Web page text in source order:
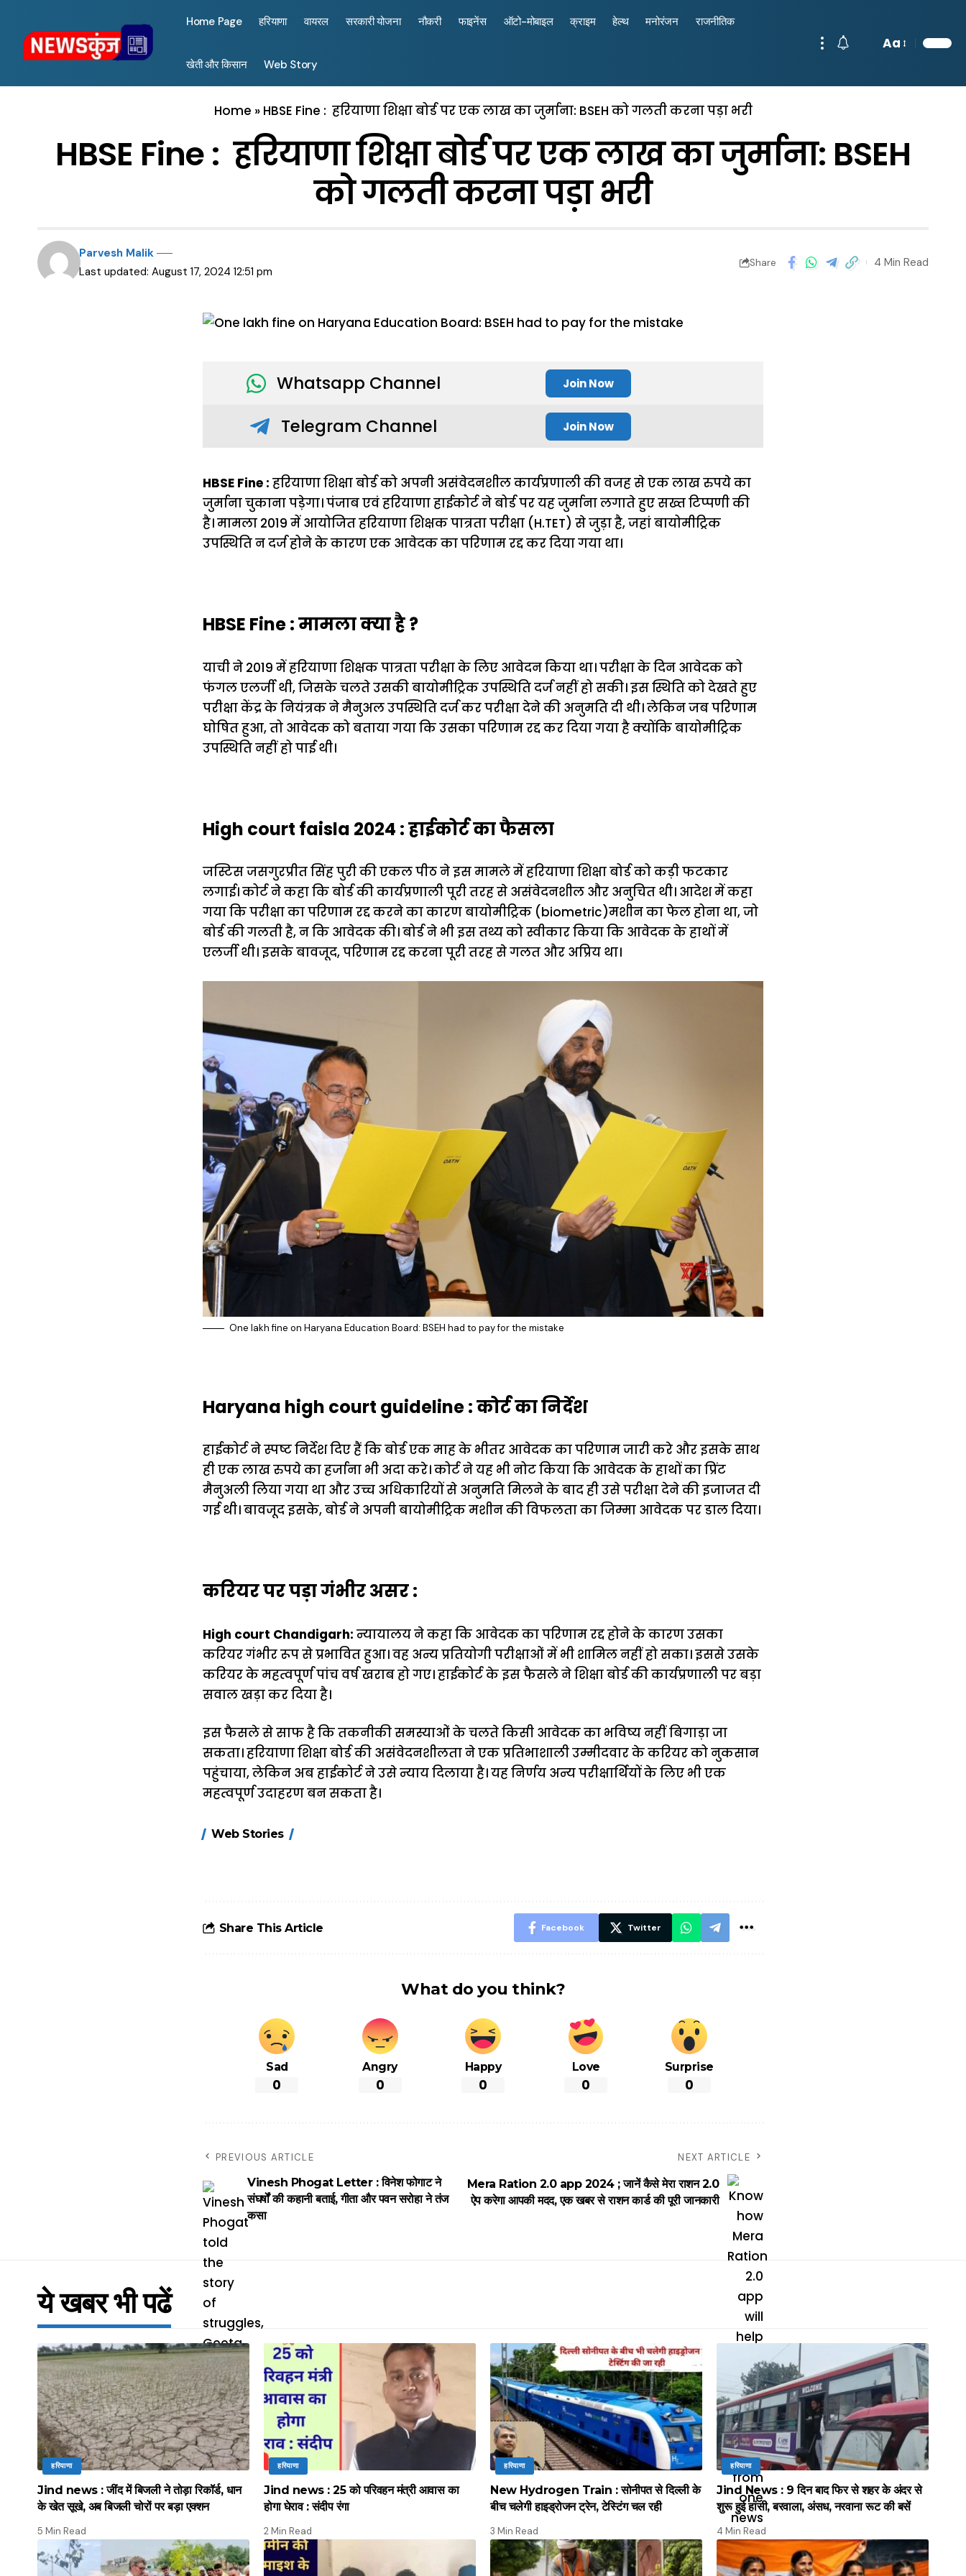
Home Page हरियाणा वायरल सरकारी योजना नौकरी फाइनेंस ऑटो-मोबाइल क्राइम हेल्थ मनोरंजन राजनीतिक
खेती और किसान Web Story
Aa
Home » HBSE Fine : हरियाणा शिक्षा बोर्ड पर एक लाख का जुर्माना: BSEH को गलती करना पड़ा भरी
HBSE Fine : हरियाणा शिक्षा बोर्ड पर एक लाख का जुर्माना: BSEH
को गलती करना पड़ा भरी
Last updated: August 17, 2024 12:51 pm
Parvesh Malik
Share 4 Min Read
Whatsapp Channel Join Now
Telegram Channel Join Now
HBSE Fine : हरियाणा शिक्षा बोर्ड को अपनी असंवेदनशील कार्यप्रणाली की वजह से एक लाख रुपये का
जुर्माना चुकाना पड़ेगा। पंजाब एवं हरियाणा हाईकोर्ट ने बोर्ड पर यह जुर्माना लगाते हुए सख्त टिप्पणी की
है। मामला 2019 में आयोजित हरियाणा शिक्षक पात्रता परीक्षा (H.TET) से जुड़ा है, जहां बायोमीट्रिक
उपस्थिति न दर्ज होने के कारण एक आवेदक का परिणाम रद्द कर दिया गया था।
HBSE Fine : मामला क्या है ?
याची ने 2019 में हरियाणा शिक्षक पात्रता परीक्षा के लिए आवेदन किया था। परीक्षा के दिन आवेदक को
फंगल एलर्जी थी, जिसके चलते उसकी बायोमीट्रिक उपस्थिति दर्ज नहीं हो सकी। इस स्थिति को देखते हुए
परीक्षा केंद्र के नियंत्रक ने मैनुअल उपस्थिति दर्ज कर परीक्षा देने की अनुमति दी थी। लेकिन जब परिणाम
घोषित हुआ, तो आवेदक को बताया गया कि उसका परिणाम रद्द कर दिया गया है क्योंकि बायोमीट्रिक
उपस्थिति नहीं हो पाई थी।
High court faisla 2024 : हाईकोर्ट का फैसला
जस्टिस जसगुरप्रीत सिंह पुरी की एकल पीठ ने इस मामले में हरियाणा शिक्षा बोर्ड को कड़ी फटकार
लगाई। कोर्ट ने कहा कि बोर्ड की कार्यप्रणाली पूरी तरह से असंवेदनशील और अनुचित थी। आदेश में कहा
गया कि परीक्षा का परिणाम रद्द करने का कारण बायोमीट्रिक (biometric)मशीन का फेल होना था, जो
बोर्ड की गलती है, न कि आवेदक की। बोर्ड ने भी इस तथ्य को स्वीकार किया कि आवेदक के हाथों में
एलर्जी थी। इसके बावजूद, परिणाम रद्द करना पूरी तरह से गलत और अप्रिय था।
One lakh fine on Haryana Education Board: BSEH had to pay for the mistake
Haryana high court guideline : कोर्ट का निर्देश
हाईकोर्ट ने स्पष्ट निर्देश दिए हैं कि बोर्ड एक माह के भीतर आवेदक का परिणाम जारी करे और इसके साथ
ही एक लाख रुपये का हर्जाना भी अदा करे। कोर्ट ने यह भी नोट किया कि आवेदक के हाथों का प्रिंट
मैनुअली लिया गया था और उच्च अधिकारियों से अनुमति मिलने के बाद ही उसे परीक्षा देने की इजाजत दी
गई थी। बावजूद इसके, बोर्ड ने अपनी बायोमीट्रिक मशीन की विफलता का जिम्मा आवेदक पर डाल दिया।
करियर पर पड़ा गंभीर असर :
High court Chandigarh: न्यायालय ने कहा कि आवेदक का परिणाम रद्द होने के कारण उसका
करियर गंभीर रूप से प्रभावित हुआ। वह अन्य प्रतियोगी परीक्षाओं में भी शामिल नहीं हो सका। इससे उसके
करियर के महत्वपूर्ण पांच वर्ष खराब हो गए। हाईकोर्ट के इस फैसले ने शिक्षा बोर्ड की कार्यप्रणाली पर बड़ा
सवाल खड़ा कर दिया है।
इस फैसले से साफ है कि तकनीकी समस्याओं के चलते किसी आवेदक का भविष्य नहीं बिगाड़ा जा
सकता। हरियाणा शिक्षा बोर्ड की असंवेदनशीलता ने एक प्रतिभाशाली उम्मीदवार के करियर को नुकसान
पहुंचाया, लेकिन अब हाईकोर्ट ने उसे न्याय दिलाया है। यह निर्णय अन्य परीक्षार्थियों के लिए भी एक
महत्वपूर्ण उदाहरण बन सकता है।
Web Stories
होंगे FASTag के
आसान ट्रिक्स
निगरानी
Share This Article Facebook Twitter
What do you think?
Sad
0
Angry
0
Happy
0
Love
0
Surprise
0
PREVIOUS ARTICLE
Vinesh Phogat Letter : विनेश फोगाट ने
संघर्षों की कहानी बताई, गीता और पवन सरोहा ने तंज
कसा
NEXT ARTICLE
Mera Ration 2.0 app 2024 ; जानें कैसे मेरा राशन 2.0
ऐप करेगा आपकी मदद, एक खबर से राशन कार्ड की पूरी जानकारी
ये खबर भी पढें
हरियाणा
Jind news : जींद में बिजली ने तोड़ा रिकॉर्ड, धान
के खेत सूखे, अब बिजली चोरों पर बड़ा एक्शन
5 Min Read
हरियाणा
Jind news : 25 को परिवहन मंत्री आवास का
होगा घेराव : संदीप रंगा
2 Min Read
हरियाणा
New Hydrogen Train : सोनीपत से दिल्ली के
बीच चलेगी हाइड्रोजन ट्रेन, टेस्टिंग चल रही
3 Min Read
हरियाणा
Jind News : 9 दिन बाद फिर से शहर के अंदर से
शुरू हुई हांसी, बरवाला, अंसध, नरवाना रूट की बसें
4 Min Read